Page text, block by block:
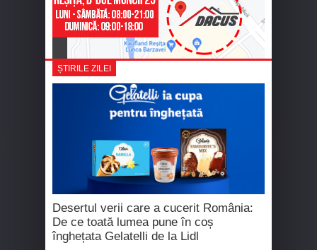
ȘTIRILE ZILEI
Desertul verii care a cucerit România:
De ce toată lumea pune în coș
înghețata Gelatelli de la Lidl